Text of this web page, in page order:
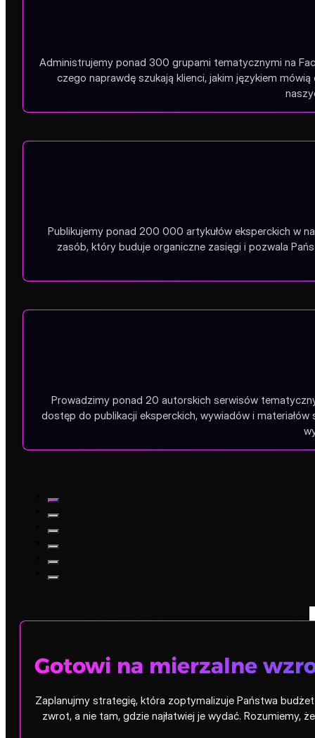
Administrujemy ponad 300 grupami tematycznymi na
czego naprawdę szukają klienci, jakim językiem
Publikujemy ponad 200 000 artykułów eksperckich w
zasób, który buduje organiczne zasięgi i pozwala
Prowadzimy ponad 20 autorskich serwisów
dostęp do publikacji eksperckich, wywiadów i
Gotowi na mierzalne
Zaplanujmy strategię, która zoptymalizuje Państwa
zwrot, a nie tam, gdzie najłatwiej je wydać.